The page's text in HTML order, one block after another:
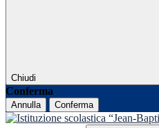
Chiudi
Conferma
Annulla Conferma